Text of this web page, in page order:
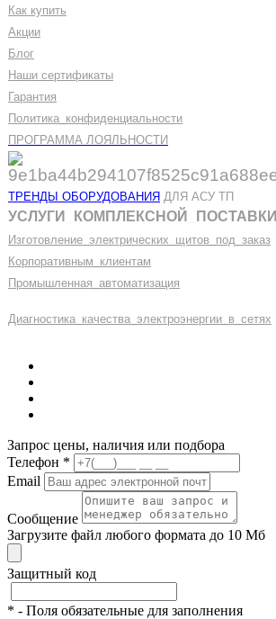
Как купить
Акции
Блог
Наши сертификаты
Гарантия
Политика конфиденциальности
ПРОГРАММА ЛОЯЛЬНОСТИ
ТРЕНДЫ ОБОРУДОВАНИЯ ДЛЯ АСУ ТП
УСЛУГИ КОМПЛЕКСНОЙ ПОСТАВКИ
Изготовление электрических щитов под заказ
Корпоративным клиентам
Промышленная автоматизация
Диагностика качества электроэнергии в сетях
Запрос цены, наличия или подбора
Телефон *
Email
Сообщение
Загрузите файл любого формата до 10 Мб
Защитный код
* - Поля обязательные для заполнения